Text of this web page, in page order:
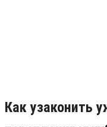
Как узаконить